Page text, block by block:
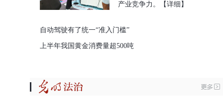
产业竞争力。 【详细】
自动驾驶有了统一“准入门槛”
上半年我国黄金消费量超500吨